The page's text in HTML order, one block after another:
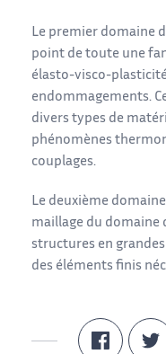
Le premier domaine
point de toute une
élasto-visco-
endommagements.
divers types de
phénomènes
couplages.
Le deuxième
maillage du domaine
structures en
des éléments finis